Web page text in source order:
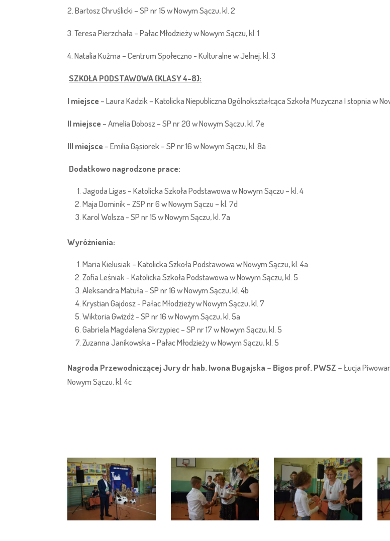
2. Bartosz Chruślicki – SP nr 15 w Nowym Sączu, kl. 2
3. Teresa Pierzchała – Pałac Młodzieży w Nowym Sączu, kl. 1
4. Natalia Kuźma – Centrum Społeczno - Kulturalne w Jelnej, kl. 3
SZKOŁA PODSTAWOWA (KLASY 4-8):
I miejsce– Laura Kadzik – Katolicka Niepubliczna Ogólnokształcąca Szkoła Muzyczna I stopnia w
II miejsce– Amelia Dobosz – SP nr 20 w Nowym Sączu, kl. 7e
III miejsce– Emilia Gąsiorek – SP nr 16 w Nowym Sączu, kl. 8a
Dodatkowo nagrodzone prace:
Jagoda Ligas – Katolicka Szkoła Podstawowa w Nowym Sączu – kl. 4
Maja Dominik – ZSP nr 6 w Nowym Sączu – kl. 7d
Karol Wolsza - SP nr 15 w Nowym Sączu, kl. 7a
Wyróżnienia:
Maria Kielusiak – Katolicka Szkoła Podstawowa w Nowym Sączu, kl. 4a
Zofia Leśniak - Katolicka Szkoła Podstawowa w Nowym Sączu, kl. 5
Aleksandra Matuła - SP nr 16 w Nowym Sączu, kl. 4b
Krystian Gajdosz - Pałac Młodzieży w Nowym Sączu, kl. 7
Wiktoria Gwiżdż - SP nr 16 w Nowym Sączu, kl. 5a
Gabriela Magdalena Skrzypiec – SP nr 17 w Nowym Sączu, kl. 5
Zuzanna Janikowska - Pałac Młodzieży w Nowym Sączu, kl. 5
Nagroda Przewodniczącej Jury dr hab. Iwona Bugajska – Bigos prof. PWSZ –Łucja
Nowym Sączu, kl. 4c